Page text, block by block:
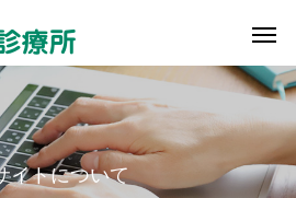
イトについて